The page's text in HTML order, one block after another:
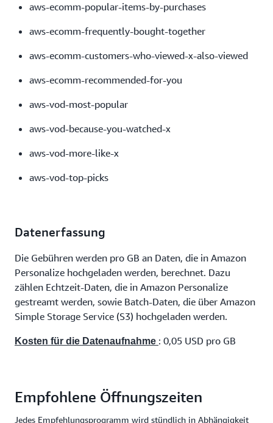
aws-ecomm-popular-items-by-purchases
aws-ecomm-frequently-bought-together
aws-ecomm-customers-who-viewed-x-also-viewed
aws-ecomm-recommended-for-you
aws-vod-most-popular
aws-vod-because-you-watched-x
aws-vod-more-like-x
aws-vod-top-picks
Datenerfassung
Die Gebühren werden pro GB an Daten, die in Amazon
Personalize hochgeladen werden, berechnet. Dazu
zählen Echtzeit-Daten, die in Amazon Personalize
gestreamt werden, sowie Batch-Daten, die über Amazon
Simple Storage Service (S3) hochgeladen werden.
Kosten für die Datenaufnahme : 0,05 USD pro GB
Empfohlene Öffnungszeiten
Jedes Empfehlungsprogramm wird stündlich in Abhängigkeit